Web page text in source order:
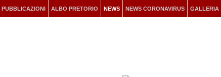
PUBBLICAZIONI ALBO PRETORIO NEWS NEWS CORONAVIRUS GALLERIA